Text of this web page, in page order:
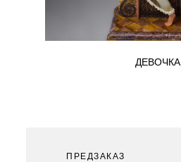
ДЕВОЧКА
ПРЕДЗАКАЗ